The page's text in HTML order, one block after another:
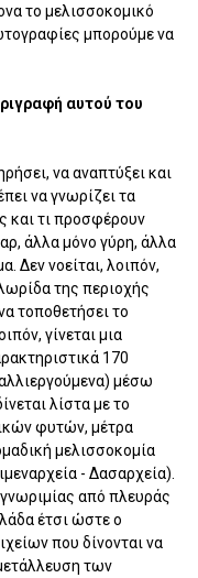
το μελισσοκομικό
μπορούμε να
αυτού του
να αναπτύξει και
να γνωρίζει τα
τι προσφέρουν
άλλα μόνο γύρη, άλλα
Δεν νοείται, λοιπόν,
της περιοχής
τοποθετήσει το
γίνεται μια
170
μέσω
λίστα με το
φυτών, μέτρα
μελισσοκομία
- Δασαρχεία).
από πλευράς
έτσι ώστε ο
που δίνονται να
των